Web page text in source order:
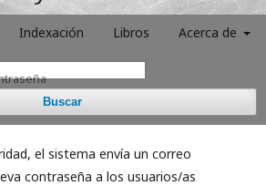
Indexación Libros Acerca de
Buscar
el sistema envía un correo
contraseña a los usuarios/as